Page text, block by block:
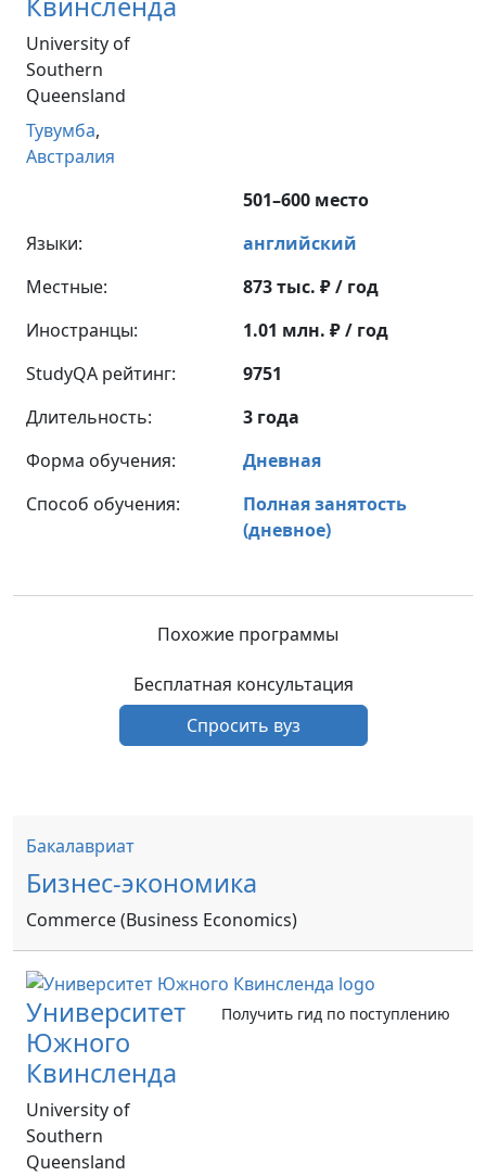
Квинсленда
University of
Southern
Queensland
Тувумба,
Австралия
501–600 место
Языки:
английский
Местные:
873 тыс. ₽ / год
Иностранцы:
1.01 млн. ₽ / год
StudyQA рейтинг:
9751
Длительность:
3 года
Форма обучения:
Дневная
Способ обучения:
Полная занятость
(дневное)
Похожие программы
Бесплатная консультация
Спросить вуз
Бакалавриат
Бизнес-экономика
Commerce (Business Economics)
Университет
Южного
Квинсленда
University of
Southern
Queensland
Получить гид по поступлению